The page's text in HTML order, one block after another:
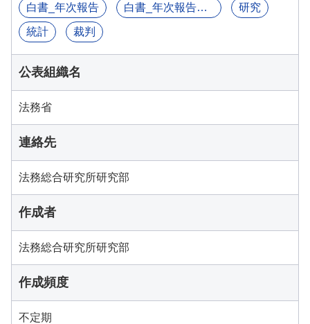
白書_年次報告 白書_年次報告書等 研究
統計 裁判
公表組織名
法務省
連絡先
法務総合研究所研究部
作成者
法務総合研究所研究部
作成頻度
不定期